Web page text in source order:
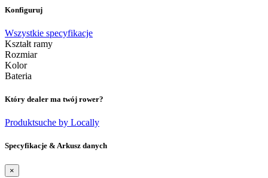
Konfiguruj
Wszystkie specyfikacje
Kształt ramy
Rozmiar
Kolor
Bateria
Który dealer ma twój rower?
Produktsuche by Locally
Specyfikacje & Arkusz danych
×